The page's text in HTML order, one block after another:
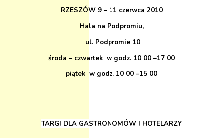
RZESZÓW 9 – 11 czerwca 2010
Hala na Podpromiu,
ul. Podpromie 10
środa – czwartek w godz. 10 00 –17 00
piątek w godz. 10 00 –15 00
TARGI DLA GASTRONOMÓW I HOTELARZY